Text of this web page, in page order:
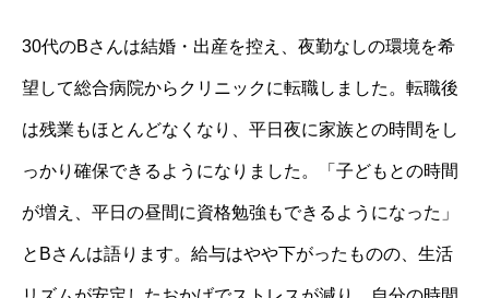
30代のBさんは結婚・出産を控え、夜勤なしの環境を希
望して総合病院からクリニックに転職しました。転職後
は残業もほとんどなくなり、平日夜に家族との時間をし
っかり確保できるようになりました。「子どもとの時間
が増え、平日の昼間に資格勉強もできるようになった」
とBさんは語ります。給与はやや下がったものの、生活